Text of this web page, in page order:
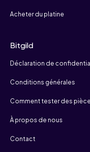
Acheter du platine
Bitgild
Déclaration de
Conditions générales
Comment tester des
À propos de nous
Contact